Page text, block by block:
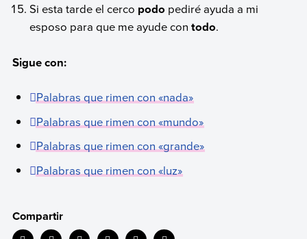
Si esta tarde el cerco podo pediré ayuda a mi
esposo para que me ayude contodo.
Sigue con:
Palabras que rimen con «nada»
Palabras que rimen con «mundo»
Palabras que rimen con «grande»
Palabras que rimen con «luz»
Compartir